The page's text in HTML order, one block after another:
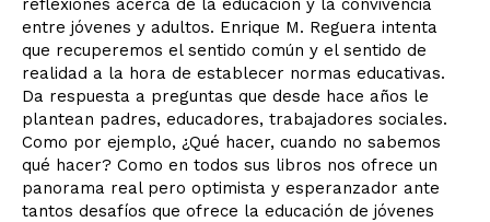
entre jóvenes y adultos. Enrique M. Reguera intenta
que recuperemos el sentido común y el sentido de
realidad a la hora de establecer normas educativas.
Da respuesta a preguntas que desde hace años le
plantean padres, educadores, trabajadores sociales.
Como por ejemplo, ¿Qué hacer, cuando no sabemos
qué hacer? Como en todos sus libros nos ofrece un
panorama real pero optimista y esperanzador ante
tantos desafíos que ofrece la educación de jóvenes